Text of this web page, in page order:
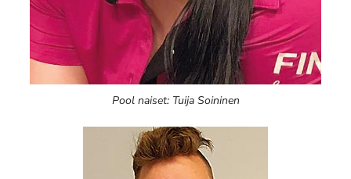
Pool naiset: Tuija Soininen